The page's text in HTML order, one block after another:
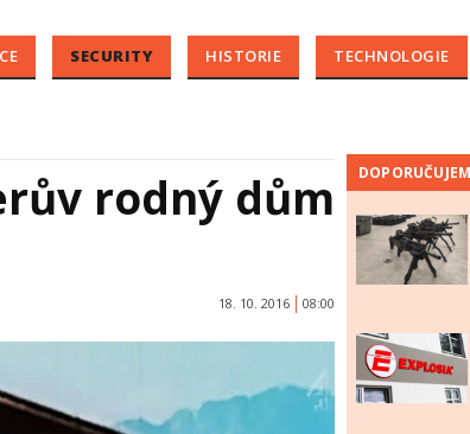
SECURITY HISTORIE TECHNOLOGIE
rodný dům
18. 10. 2016 08:00